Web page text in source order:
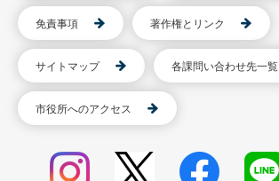
免責事項 著作権とリンク
サイトマップ 各課問い合わせ先一覧
市役所へのアクセス